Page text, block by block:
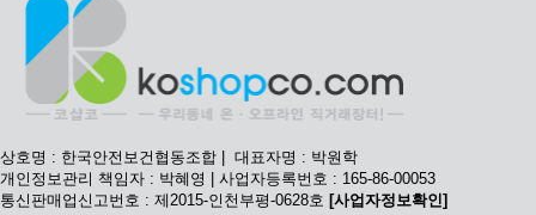
상호명 : 한국안전보건협동조합 | 대표자명 : 박원학
개인정보관리 책임자 : 박혜영 | 사업자등록번호 : 165-86-00053
통신판매업신고번호 : 제2015-인천부평-0628호 [사업자정보확인]